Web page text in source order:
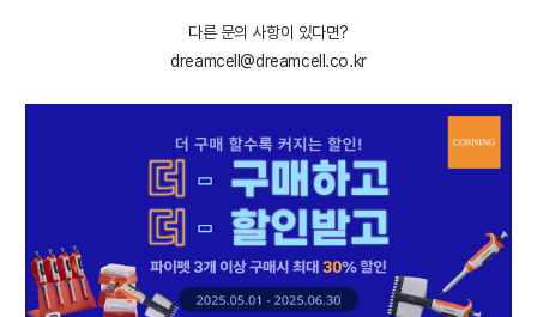
다른 문의 사항이 있다면?
dreamcell@dreamcell.co.kr